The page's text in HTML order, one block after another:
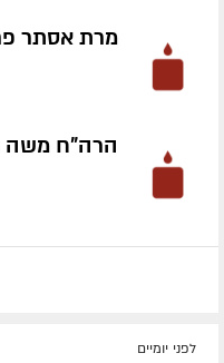
מרת אסתר
הרה"ח משה
לפני יומיים